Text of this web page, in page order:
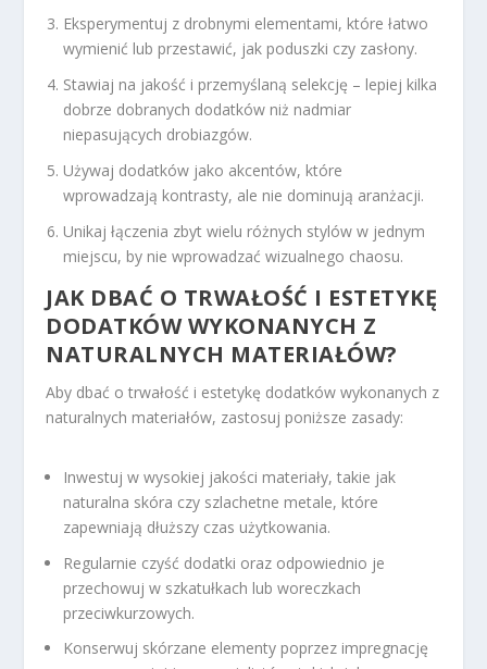
Eksperymentuj z drobnymi elementami, które łatwo
wymienić lub przestawić, jak poduszki czy zasłony.
Stawiaj na jakość i przemyślaną selekcję – lepiej kilka
dobrze dobranych dodatków niż nadmiar
niepasujących drobiazgów.
Używaj dodatków jako akcentów, które
wprowadzają kontrasty, ale nie dominują aranżacji.
Unikaj łączenia zbyt wielu różnych stylów w jednym
miejscu, by nie wprowadzać wizualnego chaosu.
JAK DBAĆ O TRWAŁOŚĆ I ESTETYKĘ
DODATKÓW WYKONANYCH Z
NATURALNYCH MATERIAŁÓW?
Aby dbać o trwałość i estetykę dodatków wykonanych z
naturalnych materiałów, zastosuj poniższe zasady:
Inwestuj w wysokiej jakości materiały, takie jak
naturalna skóra czy szlachetne metale, które
zapewniają dłuższy czas użytkowania.
Regularnie czyść dodatki oraz odpowiednio je
przechowuj w szkatułkach lub woreczkach
przeciwkurzowych.
Konserwuj skórzane elementy poprzez impregnację